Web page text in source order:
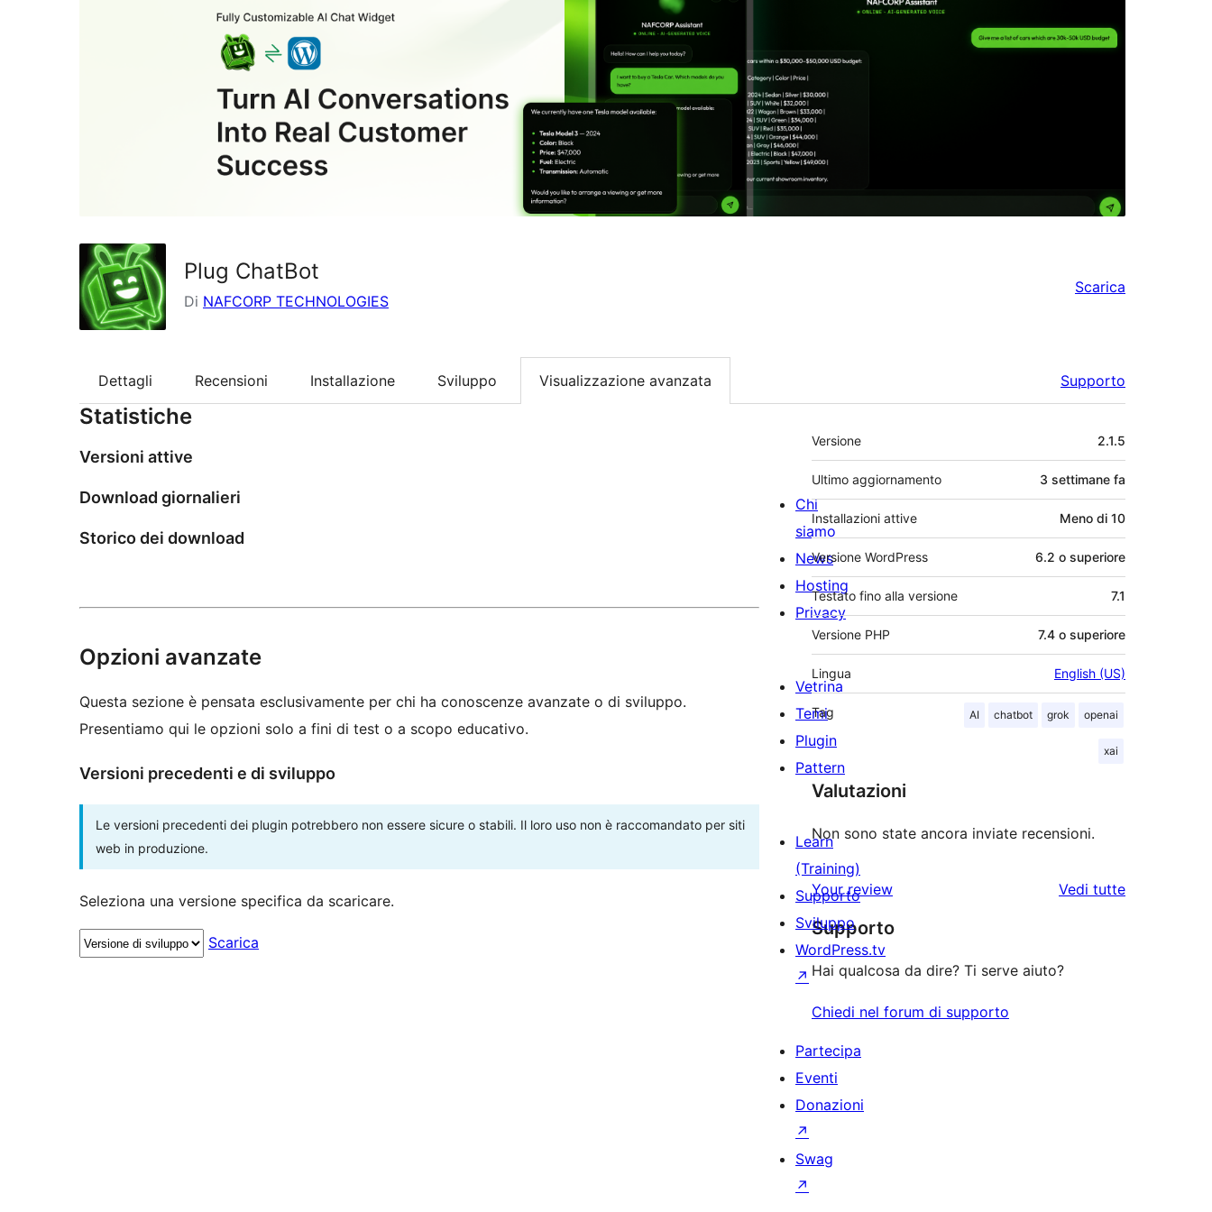
Plug ChatBot
Di NAFCORP TECHNOLOGIES
Scarica
Dettagli Recensioni Installazione Sviluppo Visualizzazione avanzata Supporto
Statistiche
Versioni attive
Download giornalieri
Storico dei download
Opzioni avanzate
Questa sezione è pensata esclusivamente per chi ha conoscenze avanzate o di sviluppo.
Presentiamo qui le opzioni solo a fini di test o a scopo educativo.
Versioni precedenti e di sviluppo
Le versioni precedenti dei plugin potrebbero non essere sicure o stabili. Il loro uso non è raccomandato per siti
web in produzione.
Seleziona una versione specifica da scaricare.
Scarica
Meta
Versione 2.1.5
Ultimo aggiornamento 3 settimane fa
Installazioni attive Meno di 10
Versione WordPress 6.2 o superiore
Testato fino alla versione 7.1
Versione PHP 7.4 o superiore
Lingua English (US)
Tag AI chatbot grok openai
xai
Valutazioni
Non sono state ancora inviate recensioni.
Your review Vedi tuttele
Supporto
Hai qualcosa da dire? Ti serve aiuto?
Chiedi nel forum di supporto
Chi
siamo
News
Hosting
Privacy
Vetrina
Temi
Plugin
Pattern
Learn
(Training)
Supporto
Sviluppo
WordPress.tv
↗
Partecipa
Eventi
Donazioni
↗
Swag
↗